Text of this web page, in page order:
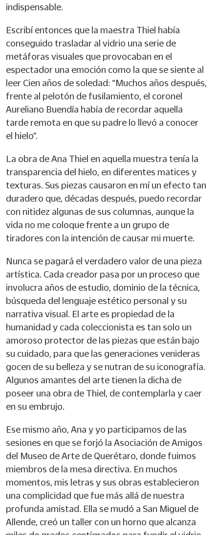
indispensable.
Escribí entonces que la maestra Thiel había
conseguido trasladar al vidrio una serie de
metáforas visuales que provocaban en el
espectador una emoción como la que se siente al
leer Cien años de soledad: “Muchos años después,
frente al pelotón de fusilamiento, el coronel
Aureliano Buendía había de recordar aquella
tarde remota en que su padre lo llevó a conocer
el hielo”.
La obra de Ana Thiel en aquella muestra tenía la
transparencia del hielo, en diferentes matices y
texturas. Sus piezas causaron en mí un efecto tan
duradero que, décadas después, puedo recordar
con nitidez algunas de sus columnas, aunque la
vida no me coloque frente a un grupo de
tiradores con la intención de causar mi muerte.
Nunca se pagará el verdadero valor de una pieza
artística. Cada creador pasa por un proceso que
involucra años de estudio, dominio de la técnica,
búsqueda del lenguaje estético personal y su
narrativa visual. El arte es propiedad de la
humanidad y cada coleccionista es tan solo un
amoroso protector de las piezas que están bajo
su cuidado, para que las generaciones venideras
gocen de su belleza y se nutran de su iconografía.
Algunos amantes del arte tienen la dicha de
poseer una obra de Thiel, de contemplarla y caer
en su embrujo.
Ese mismo año, Ana y yo participamos de las
sesiones en que se forjó la Asociación de Amigos
del Museo de Arte de Querétaro, donde fuimos
miembros de la mesa directiva. En muchos
momentos, mis letras y sus obras establecieron
una complicidad que fue más allá de nuestra
profunda amistad. Ella se mudó a San Miguel de
Allende, creó un taller con un horno que alcanza